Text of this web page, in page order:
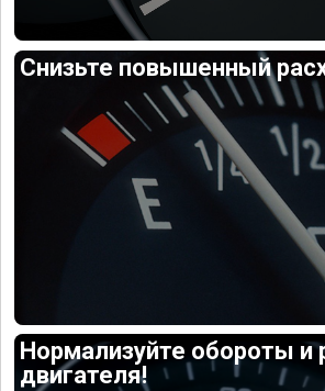
Снизьте повышенный
Нормализуйте обороты и
двигателя!